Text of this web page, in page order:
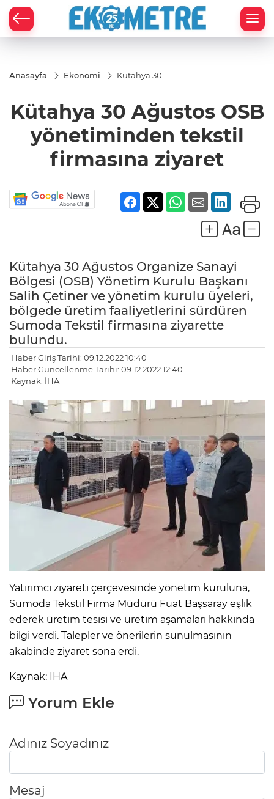
Anasayfa Ekonomi
Kütahya 30
tekstil
firmasına
Kütahya 30 Ağustos OSB
yönetiminden tekstil
firmasına ziyaret
Kütahya 30 Ağustos Organize Sanayi
Bölgesi (OSB) Yönetim Kurulu Başkanı
Salih Çetiner ve yönetim kurulu üyeleri,
bölgede üretim faaliyetlerini sürdüren
Sumoda Tekstil firmasına ziyarette
bulundu.
Haber Giriş Tarihi: 09.12.2022 10:40
Haber Güncellenme Tarihi: 09.12.2022 12:40
Kaynak: İHA
Yatırımcı ziyareti çerçevesinde yönetim kuruluna,
Sumoda Tekstil Firma Müdürü Fuat Başsaray eşlik
ederek üretim tesisi ve üretim aşamaları hakkında
bilgi verdi. Talepler ve önerilerin sunulmasının
akabinde ziyaret sona erdi.
Kaynak: İHA
Yorum Ekle
Adınız Soyadınız
Mesaj